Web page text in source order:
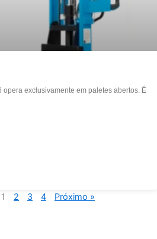
exclusivamente em paletes abertos. É
1 2 3 4 Próximo »